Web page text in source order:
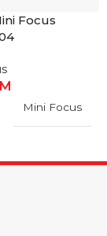
Focus
Mini Focus